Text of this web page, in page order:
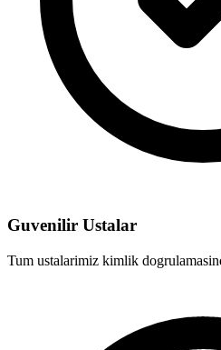
Guvenilir Ustalar
Tum ustalarimiz kimlik